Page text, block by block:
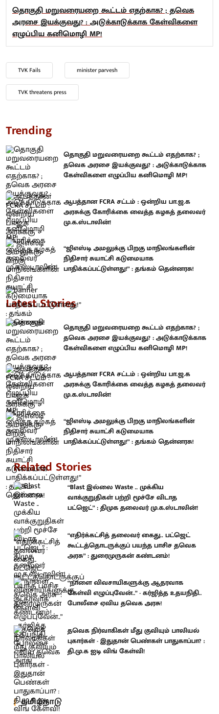
தொகுதி மறுவரையறை கூட்டம் எதற்காக? ; தவெக
அரசை இயக்குவது? : அடுக்காடுக்காக கேள்விகளை
எழுப்பிய கனிமொழி MP!
TVK Fails minister parvesh
TVK threatens press
Trending
தொகுதி மறுவரையறை கூட்டம் எதற்காக? ;
தவெக அரசை இயக்குவது? : அடுக்காடுக்காக
கேள்விகளை எழுப்பிய கனிமொழி MP!
ஆபத்தான FCRA சட்டம் : ஒன்றிய பா.ஜ.க
அரசுக்கு கோரிக்கை வைத்த கழகத் தலைவர்
மு.க.ஸ்டாலின்!
“ஜிஎஸ்டி அமலுக்கு பிறகு மாநிலங்களின்
நிதிசார் சுயாட்சி கடுமையாக
பாதிக்கப்பட்டுள்ளது!” : தங்கம் தென்னரசு!
Latest Stories
தொகுதி மறுவரையறை கூட்டம் எதற்காக? ;
தவெக அரசை இயக்குவது? : அடுக்காடுக்காக
கேள்விகளை எழுப்பிய கனிமொழி MP!
ஆபத்தான FCRA சட்டம் : ஒன்றிய பா.ஜ.க
அரசுக்கு கோரிக்கை வைத்த கழகத் தலைவர்
மு.க.ஸ்டாலின்!
“ஜிஎஸ்டி அமலுக்கு பிறகு மாநிலங்களின்
நிதிசார் சுயாட்சி கடுமையாக
பாதிக்கப்பட்டுள்ளது!” : தங்கம் தென்னரசு!
Related Stories
“Blast இல்லை Waste .. முக்கிய
வாக்குறுதிகள் பற்றி மூச்சே விடாத
பட்ஜெட்” : திமுக தலைவர் மு.க.ஸ்டாலின்!
“எதிர்க்கட்சித் தலைவர் கைது.. பட்ஜெட்
கூட்டத்தொடருக்குப் பயந்த பாசிச தவெக
அரசு” : துரைமுருகன் கண்டனம்!
“நாளை விவசாயிகளுக்கு ஆதரவாக
கேள்வி எழுப்புவேன்..” - கர்ஜித்த உதயநிதி..
போலீசை ஏவிய தவெக அரசு!
தவெக நிர்வாகிகள் மீது குவியும் பாலியல்
புகார்கள் - இதுதான் பெண்கள் பாதுகாப்பா? :
தி.மு.க ஐடி விங் கேள்வி!
தமிழ்நாடு